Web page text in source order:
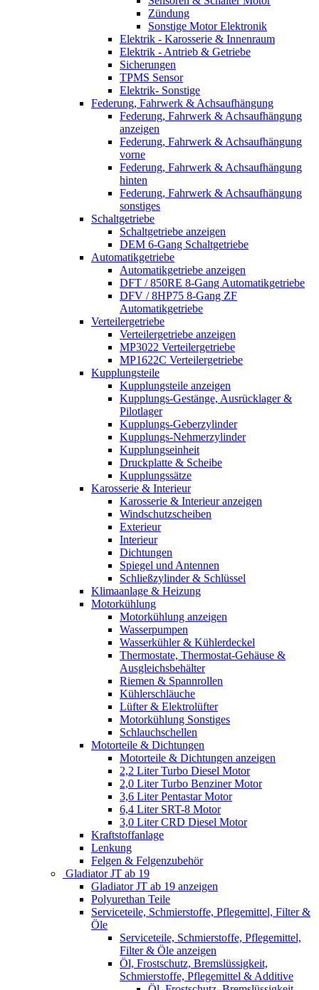
Zündung
Sonstige Motor Elektronik
Elektrik - Karosserie & Innenraum
Elektrik - Antrieb & Getriebe
Sicherungen
TPMS Sensor
Elektrik- Sonstige
Federung, Fahrwerk & Achsaufhängung
Federung, Fahrwerk & Achsaufhängung
anzeigen
Federung, Fahrwerk & Achsaufhängung
vorne
Federung, Fahrwerk & Achsaufhängung
hinten
Federung, Fahrwerk & Achsaufhängung
sonstiges
Schaltgetriebe
Schaltgetriebe anzeigen
DEM 6-Gang Schaltgetriebe
Automatikgetriebe
Automatikgetriebe anzeigen
DFT / 850RE 8-Gang Automatikgetriebe
DFV / 8HP75 8-Gang ZF
Automatikgetriebe
Verteilergetriebe
Verteilergetriebe anzeigen
MP3022 Verteilergetriebe
MP1622C Verteilergetriebe
Kupplungsteile
Kupplungsteile anzeigen
Kupplungs-Gestänge, Ausrücklager &
Pilotlager
Kupplungs-Geberzylinder
Kupplungs-Nehmerzylinder
Kupplungseinheit
Druckplatte & Scheibe
Kupplungssätze
Karosserie & Interieur
Karosserie & Interieur anzeigen
Windschutzscheiben
Exterieur
Interieur
Dichtungen
Spiegel und Antennen
Schließzylinder & Schlüssel
Klimaanlage & Heizung
Motorkühlung
Motorkühlung anzeigen
Wasserpumpen
Wasserkühler & Kühlerdeckel
Thermostate, Thermostat-Gehäuse &
Ausgleichsbehälter
Riemen & Spannrollen
Kühlerschläuche
Lüfter & Elektrolüfter
Motorkühlung Sonstiges
Schlauchschellen
Motorteile & Dichtungen
Motorteile & Dichtungen anzeigen
2,2 Liter Turbo Diesel Motor
2,0 Liter Turbo Benziner Motor
3,6 Liter Pentastar Motor
6,4 Liter SRT-8 Motor
3,0 Liter CRD Diesel Motor
Kraftstoffanlage
Lenkung
Felgen & Felgenzubehör
Gladiator JT ab 19
Gladiator JT ab 19 anzeigen
Polyurethan Teile
Serviceteile, Schmierstoffe, Pflegemittel, Filter &
Öle
Serviceteile, Schmierstoffe, Pflegemittel,
Filter & Öle anzeigen
Öl, Frostschutz, Bremslüssigkeit,
Schmierstoffe, Pflegemittel & Additive